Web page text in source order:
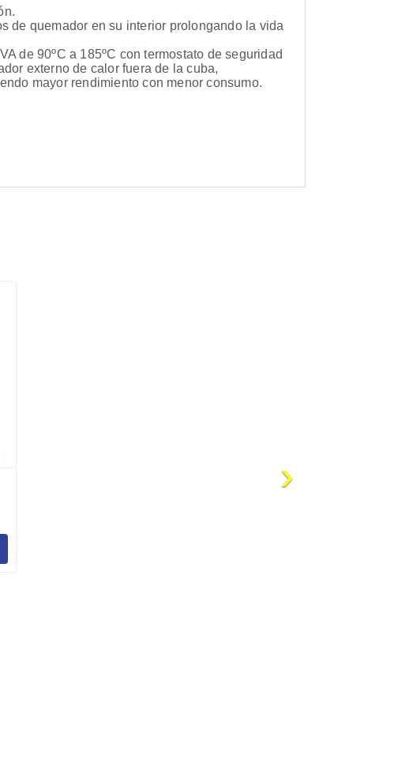
de quemador en su interior prolongando la vida
de 90ºC a 185ºC con termostato de seguridad
externo de calor fuera de la cuba,
mayor rendimiento con menor consumo.